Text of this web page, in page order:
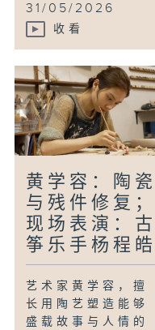
31/05/2026
收看
黄学容：陶瓷
与残件修复；
现场表演：古
筝乐手杨程皓
艺术家黄学容，擅
长用陶艺塑造能够
盛载故事与人情的